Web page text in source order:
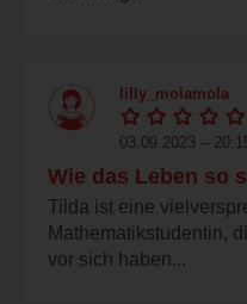
lilly_molamola
03.09.2023 –
Wie das Leben so
Tilda ist eine
Mathematikstudentin,
vor sich haben...